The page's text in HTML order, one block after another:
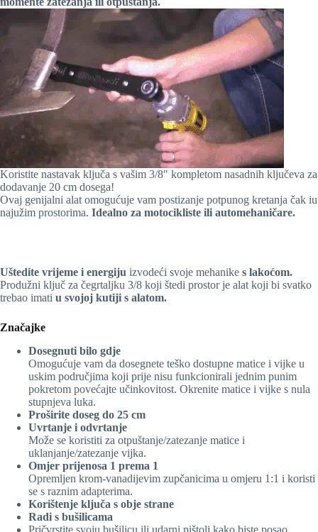
Koristite nastavak ključa s vašim 3/8″ kompletom nasadnih ključeva za
dodavanje 20 cm dosega!
Ovaj genijalni alat omogućuje vam postizanje potpunog kretanja čak iu
najužim prostorima. Idealno za motocikliste ili automehaničare.
Uštedite vrijeme i energiju izvodeći svoje mehanike s lakoćom.
Produžni ključ za čegrtaljku 3/8 koji štedi prostor je alat koji bi svatko
trebao imati u svojoj kutiji s alatom.
Značajke
Dosegnuti bilo gdje
Omogućuje vam da dosegnete teško dostupne matice i vijke u
uskim područjima koji prije nisu funkcionirali jednim punim
pokretom povećajte učinkovitost. Okrenite matice i vijke s nula
stupnjeva luka.
Proširite doseg do 25 cm
Uvrtanje i odvrtanje
Može se koristiti za otpuštanje/zatezanje matice i
uklanjanje/zatezanje vijka.
Omjer prijenosa 1 prema 1
Opremljen krom-vanadijevim zupčanicima u omjeru 1:1 i koristi
se s raznim adapterima.
Korištenje ključa s obje strane
Radi s bušilicama
Pričvrstite svoju bušilicu ili udarni pištolj kako biste posao